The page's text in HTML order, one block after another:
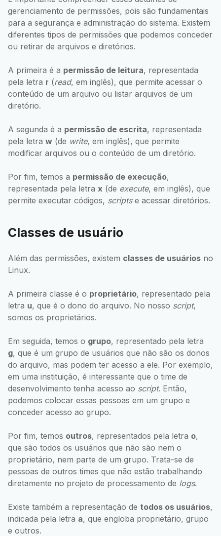
gerenciamento de permissões, pois são fundamentais
para a segurança e administração do sistema. Existem
diferentes tipos de permissões que podemos conceder
ou retirar de arquivos e diretórios.
A primeira é a permissão de leitura, representada
pela letra r (read, em inglês), que permite acessar o
conteúdo de um arquivo ou listar arquivos de um
diretório.
A segunda é a permissão de escrita, representada
pela letra w (de write, em inglês), que permite
modificar arquivos ou o conteúdo de um diretório.
Por fim, temos a permissão de execução,
representada pela letra x (de execute, em inglês), que
permite executar códigos, scriptse acessar diretórios.
Classes de usuário
Além das permissões, existem classes de usuários no
Linux.
A primeira classe é o proprietário, representado pela
letra u, que é o dono do arquivo. No nosso script,
somos os proprietários.
Em seguida, temos o grupo, representado pela letra
g, que é um grupo de usuários que não são os donos
do arquivo, mas podem ter acesso a ele. Por exemplo,
em uma instituição, é interessante que o time de
desenvolvimento tenha acesso ao script. Então,
podemos colocar essas pessoas em um grupo e
conceder acesso ao grupo.
Por fim, temos outros, representados pela letra o,
que são todos os usuários que não são nem o
proprietário, nem parte de um grupo. Trata-se de
pessoas de outros times que não estão trabalhando
diretamente no projeto de processamento de logs.
Existe também a representação de todos os usuários,
indicada pela letra a, que engloba proprietário, grupo
e outros.